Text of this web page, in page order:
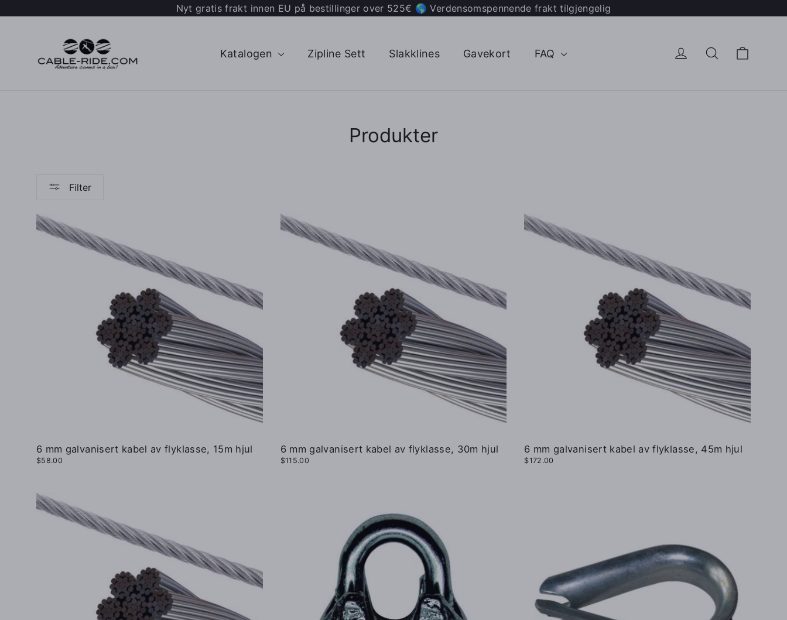
Nyt gratis frakt innen EU på bestillinger over 525€ 🌎 Verdensomspennende frakt tilgjengelig
Katalogen Zipline Sett Slakklines Gavekort FAQ Logg innSøk
Produkter
Filter
6 mm galvanisert kabel av flyklasse, 15m hjul
$58.00
6 mm galvanisert kabel av flyklasse, 30m hjul
$115.00
6 mm galvanisert kabel av flyklasse, 45m hjul
$172.00